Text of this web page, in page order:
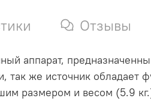
Отзывы
аппарат,
же источник обладает
размером и весом (5.9